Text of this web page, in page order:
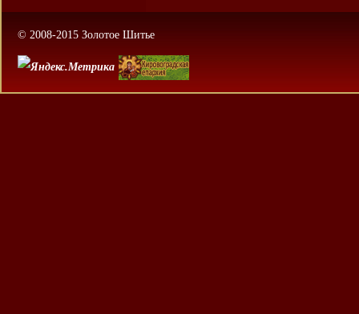
© 2008-2015 Золотое Шитье